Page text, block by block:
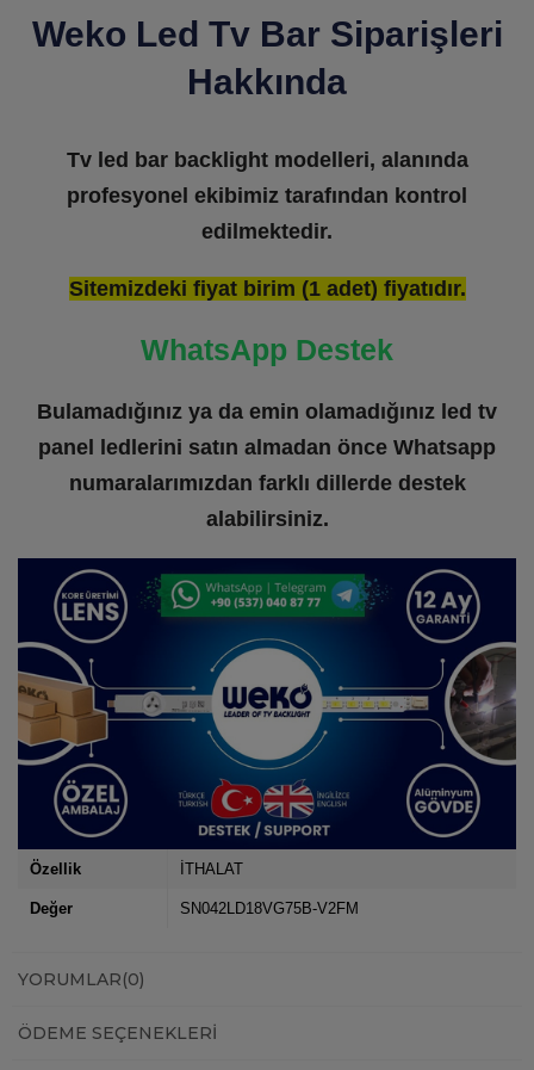
Weko Led Tv Bar Siparişleri
Hakkında
Tv led bar backlight modelleri, alanında
profesyonel ekibimiz tarafından kontrol
edilmektedir.
Sitemizdeki fiyat birim (1 adet) fiyatıdır.
WhatsApp Destek
Bulamadığınız ya da emin olamadığınız led tv
panel ledlerini satın almadan önce Whatsapp
numaralarımızdan farklı dillerde destek
alabilirsiniz.
Özellik İTHALAT
Değer SN042LD18VG75B-V2FM
YORUMLAR(0)
ÖDEME SEÇENEKLERI